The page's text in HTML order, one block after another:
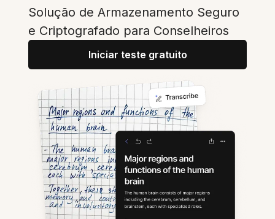
Solução de Armazenamento Seguro
e Criptografado para Conselheiros
Iniciar teste gratuito